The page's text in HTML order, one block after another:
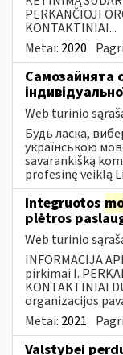
PERKANČIOJI
KONTAKTINIAI...
Metai: 2020
Самозайнята
Web turinio
Будь ласка,
українською
savarankišką
profesinę veiklą
Integruotos
plėtros
Web turinio
INFORMACIJA
pirkimai I.
KONTAKTINIAI
organizacijos
Metai: 2021
Valstybei